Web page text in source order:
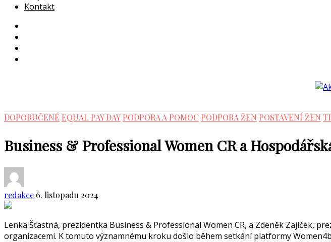
Kontakt
DOPORUČENÉ EQUAL PAY DAY PODPORA A POMOC PODPORA ŽEN POSTAVENÍ ŽEN
Business & Professional Women CR a
redakce 6. listopadu 2024
Lenka Šťastná, prezidentka Business & Professional Women CR, a Zdeněk Zajíček,
organizacemi. K tomuto významnému kroku došlo během setkání platformy